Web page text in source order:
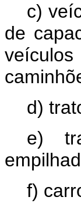
c)
de
d)
e)
f)